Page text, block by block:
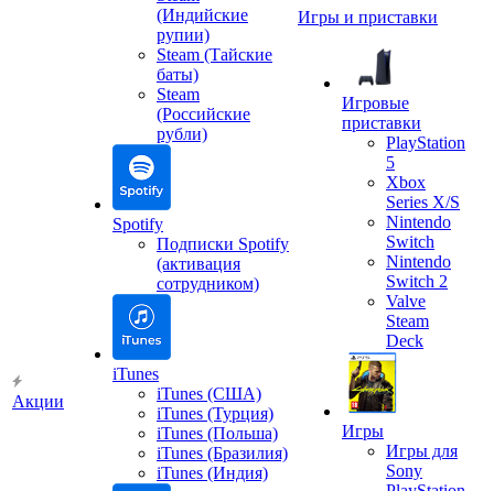
Акции
(Индийские
рупии)
Steam (Тайские
баты)
Steam
(Российские
рубли)
Spotify
Подписки Spotify
(активация
сотрудником)
iTunes
iTunes (США)
iTunes (Турция)
iTunes (Польша)
iTunes (Бразилия)
iTunes (Индия)
Игры и приставки
Игровые
приставки
PlayStation
5
Xbox
Series X/S
Nintendo
Switch
Nintendo
Switch 2
Valve
Steam
Deck
Игры
Игры для
Sony